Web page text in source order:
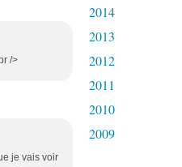
/>
je vais voir
2014
2013
2012
2011
2010
2009